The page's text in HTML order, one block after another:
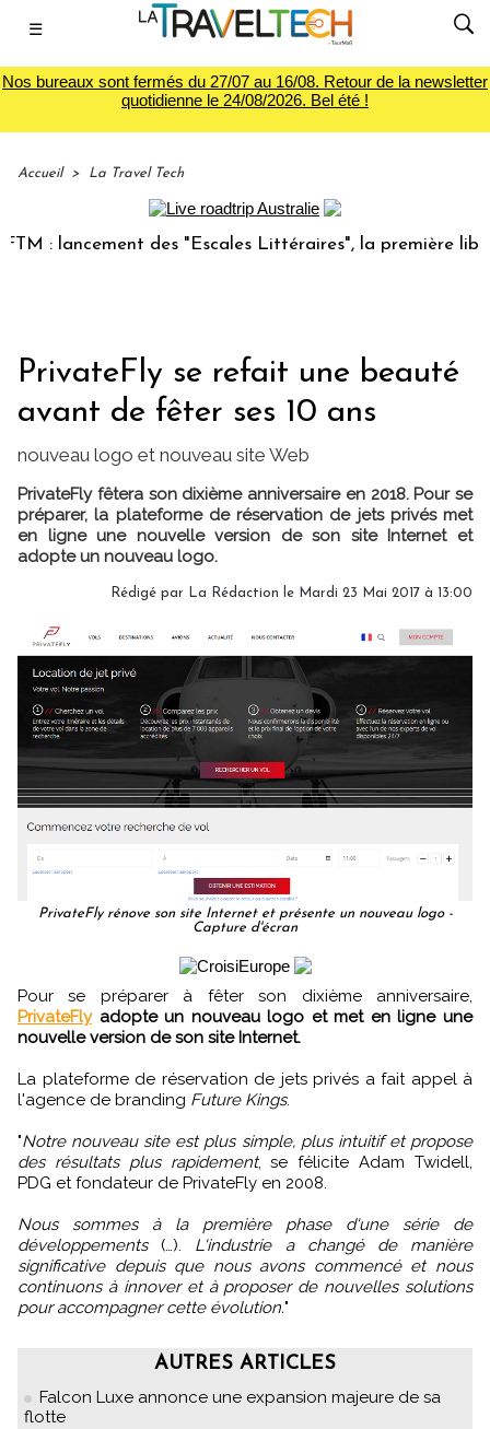
☰
Nos bureaux sont fermés du 27/07 au 16/08. Retour de la newsletter
quotidienne le 24/08/2026. Bel été !
Accueil > La Travel Tech
: lancement des "Escales Littéraires", la première librairie
PrivateFly se refait une beauté
avant de fêter ses 10 ans
nouveau logo et nouveau site Web
PrivateFly fêtera son dixième anniversaire en 2018. Pour se
préparer, la plateforme de réservation de jets privés met
en ligne une nouvelle version de son site Internet et
adopte un nouveau logo.
Rédigé par La Rédaction le Mardi 23 Mai 2017 à 13:00
PrivateFly rénove son site Internet et présente un nouveau logo -
Capture d'écran
Pour se préparer à fêter son dixième anniversaire,
PrivateFly adopte un nouveau logo et met en ligne une
nouvelle version de son site Internet.
La plateforme de réservation de jets privés a fait appel à
l'agence de branding Future Kings.
"Notre nouveau site est plus simple, plus intuitif et propose
des résultats plus rapidement, se félicite Adam Twidell,
PDG et fondateur de PrivateFly en 2008.
Nous sommes à la première phase d'une série de
développements(…). L'industrie a changé de manière
significative depuis que nous avons commencé et nous
continuons à innover et à proposer de nouvelles solutions
pour accompagner cette évolution."
AUTRES ARTICLES
Falcon Luxe annonce une expansion majeure de sa
flotte